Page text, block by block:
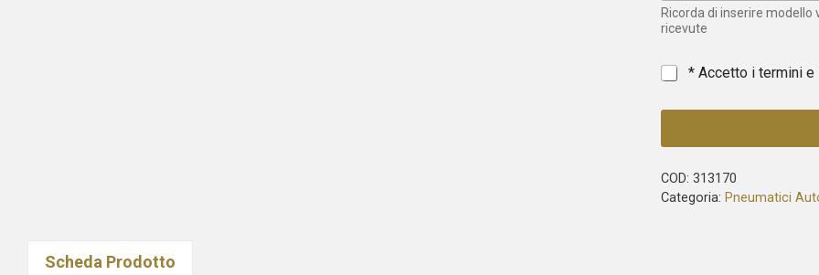
e
s
Ricorda di inserire
ricevute
* * Accetto i termini
COD:313170
Categoria: Pneumatici
Scheda Prodotto